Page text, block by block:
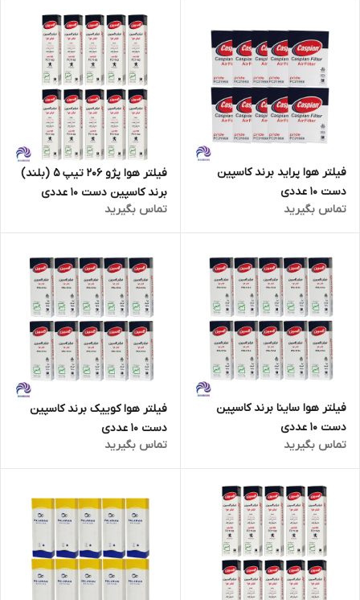
فیلتر هوا پراید برند کاسپین
دست 10 عددی
تماس بگیرید
فیلتر هوا پژو 206 تیپ 5 (بلند)
برند کاسپین دست 10 عددی
تماس بگیرید
فیلتر هوا ساینا برند کاسپین
دست 10 عددی
تماس بگیرید
فیلتر هوا کوییک برند کاسپین
دست 10 عددی
تماس بگیرید